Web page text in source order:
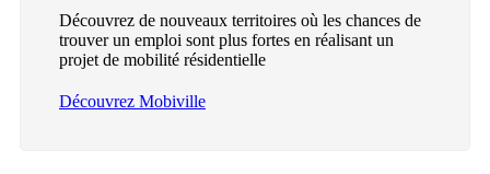
Découvrez de nouveaux territoires où les chances de
trouver un emploi sont plus fortes en réalisant un
projet de mobilité résidentielle
Découvrez Mobiville